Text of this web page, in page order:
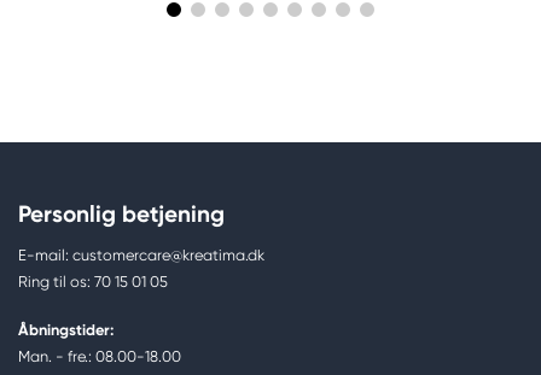
Personlig betjening
E-mail: customercare@kreatima.dk
Ring til os: 70 15 01 05
Åbningstider:
Man. - fre.: 08.00-18.00